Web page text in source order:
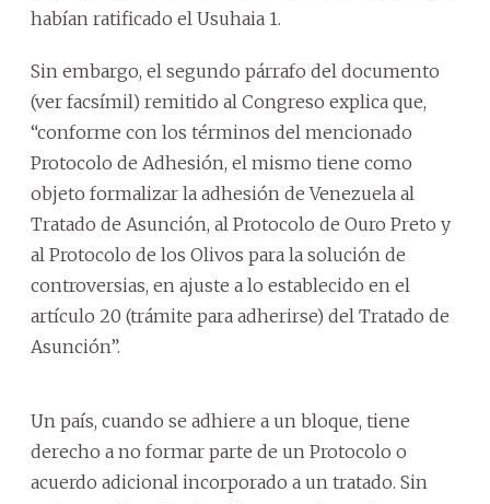
habían ratificado el Usuhaia 1.
Sin embargo, el segundo párrafo del documento
(ver facsímil) remitido al Congreso explica que,
“conforme con los términos del mencionado
Protocolo de Adhesión, el mismo tiene como
objeto formalizar la adhesión de Venezuela al
Tratado de Asunción, al Protocolo de Ouro Preto y
al Protocolo de los Olivos para la solución de
controversias, en ajuste a lo establecido en el
artículo 20 (trámite para adherirse) del Tratado de
Asunción”.
Un país, cuando se adhiere a un bloque, tiene
derecho a no formar parte de un Protocolo o
acuerdo adicional incorporado a un tratado. Sin